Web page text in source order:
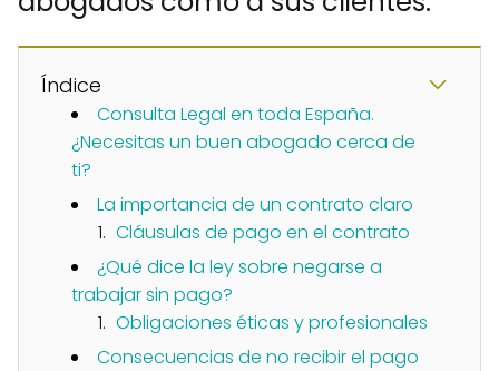
Índice
Consulta Legal en toda España.
¿Necesitas un buen abogado cerca de
ti?​
La importancia de un contrato claro
Cláusulas de pago en el contrato
¿Qué dice la ley sobre negarse a
trabajar sin pago?
Obligaciones éticas y profesionales
Consecuencias de no recibir el pago